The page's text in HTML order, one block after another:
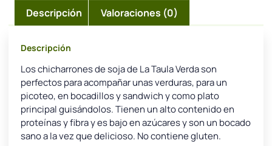
Descripción Valoraciones (0)
Descripción
Los chicharrones de soja de La Taula Verda son
perfectos para acompañar unas verduras, para un
picoteo, en bocadillos y sandwich y como plato
principal guisándolos. Tienen un alto contenido en
proteínas y fibra y es bajo en azúcares y son un bocado
sano a la vez que delicioso. No contiene gluten.